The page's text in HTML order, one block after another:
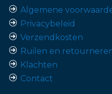
Algemene
Privacybeleid
Verzendkosten
Ruilen en
Klachten
Contact